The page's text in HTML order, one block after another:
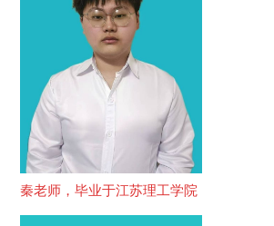
秦老师，毕业于江苏理工学院